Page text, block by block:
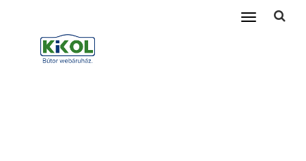
Toggle